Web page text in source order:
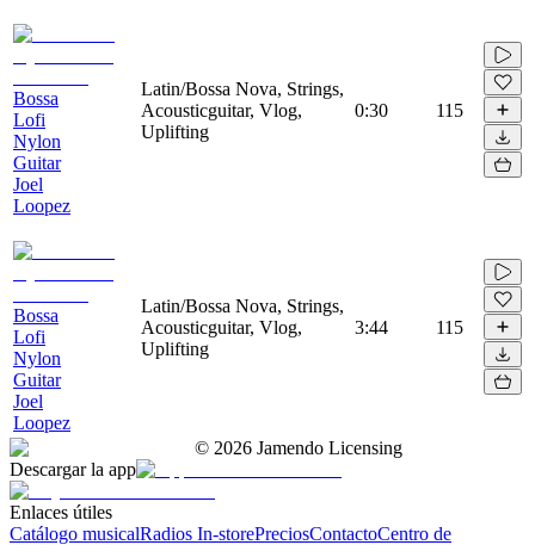
Bossa
Lofi
Nylon
Guitar
Joel
Loopez
Latin/Bossa Nova, Strings,
Acousticguitar, Vlog,
Uplifting
0:30 115
Bossa
Lofi
Nylon
Guitar
Joel
Loopez
Latin/Bossa Nova, Strings,
Acousticguitar, Vlog,
Uplifting
3:44 115
© 2026 Jamendo Licensing
Descargar la app
Enlaces útiles
Catálogo musicalRadios In-storePreciosContactoCentro de